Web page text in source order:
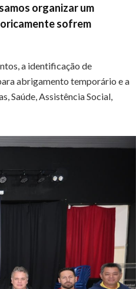
organizar um
sofrem
a identificação de
abrigamento temporário e a
Saúde, Assistência Social,